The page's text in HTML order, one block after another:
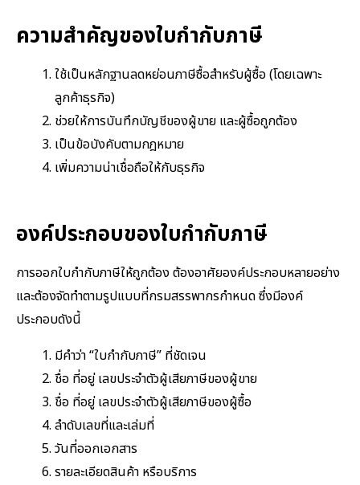
ความสำคัญของใบกำกับภาษี
ใช้เป็นหลักฐานลดหย่อนภาษีซื้อสำหรับผู้ซื้อ (โดยเฉพาะ
ลูกค้าธุรกิจ)
ช่วยให้การบันทึกบัญชีของผู้ขาย และผู้ซื้อถูกต้อง
เป็นข้อบังคับตามกฎหมาย
เพิ่มความน่าเชื่อถือให้กับธุรกิจ
องค์ประกอบของใบกำกับภาษี
การออกใบกำกับภาษีให้ถูกต้อง ต้องอาศัยองค์ประกอบหลายอย่าง
และต้องจัดทำตามรูปแบบที่กรมสรรพากรกำหนด ซึ่งมีองค์
ประกอบดังนี้
มีคำว่า “ใบกำกับภาษี” ที่ชัดเจน
ชื่อ ที่อยู่ เลขประจำตัวผู้เสียภาษีของผู้ขาย
ชื่อ ที่อยู่ เลขประจำตัวผู้เสียภาษีของผู้ซื้อ
ลำดับเลขที่และเล่มที่
วันที่ออกเอกสาร
รายละเอียดสินค้า หรือบริการ